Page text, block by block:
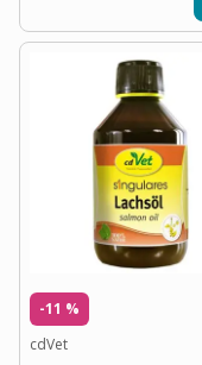
-11 %
cdVet